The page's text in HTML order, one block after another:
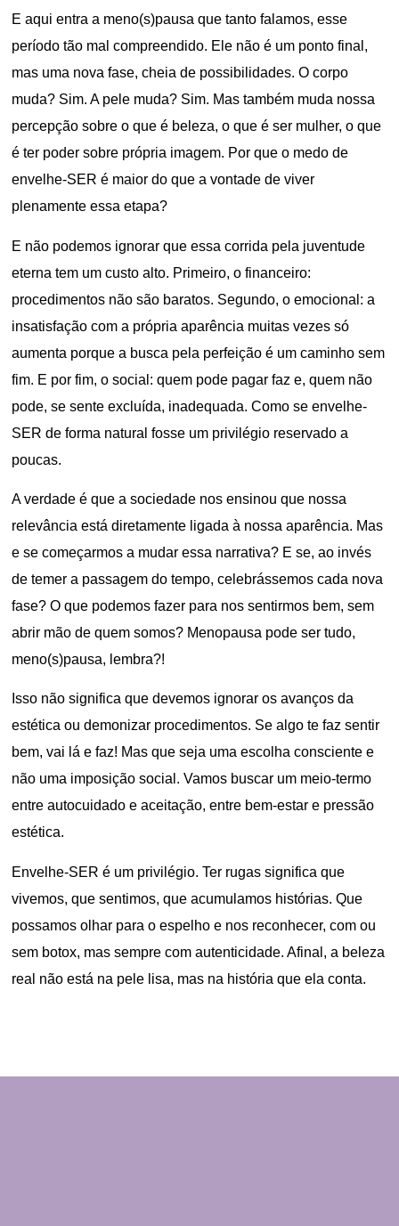
E aqui entra a meno(s)pausa que tanto falamos, esse
período tão mal compreendido. Ele não é um ponto final,
mas uma nova fase, cheia de possibilidades. O corpo
muda? Sim. A pele muda? Sim. Mas também muda nossa
percepção sobre o que é beleza, o que é ser mulher, o que
é ter poder sobre própria imagem. Por que o medo de
envelhe-SER é maior do que a vontade de viver
plenamente essa etapa?
E não podemos ignorar que essa corrida pela juventude
eterna tem um custo alto. Primeiro, o financeiro:
procedimentos não são baratos. Segundo, o emocional: a
insatisfação com a própria aparência muitas vezes só
aumenta porque a busca pela perfeição é um caminho sem
fim. E por fim, o social: quem pode pagar faz e, quem não
pode, se sente excluída, inadequada. Como se envelhe-
SER de forma natural fosse um privilégio reservado a
poucas.
A verdade é que a sociedade nos ensinou que nossa
relevância está diretamente ligada à nossa aparência. Mas
e se começarmos a mudar essa narrativa? E se, ao invés
de temer a passagem do tempo, celebrássemos cada nova
fase? O que podemos fazer para nos sentirmos bem, sem
abrir mão de quem somos? Menopausa pode ser tudo,
meno(s)pausa, lembra?!
Isso não significa que devemos ignorar os avanços da
estética ou demonizar procedimentos. Se algo te faz sentir
bem, vai lá e faz! Mas que seja uma escolha consciente e
não uma imposição social. Vamos buscar um meio-termo
entre autocuidado e aceitação, entre bem-estar e pressão
estética.
Envelhe-SER é um privilégio. Ter rugas significa que
vivemos, que sentimos, que acumulamos histórias. Que
possamos olhar para o espelho e nos reconhecer, com ou
sem botox, mas sempre com autenticidade. Afinal, a beleza
real não está na pele lisa, mas na história que ela conta.